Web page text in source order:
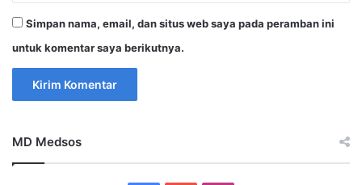
Simpan nama, email, dan situs web saya pada peramban ini
untuk komentar saya berikutnya.
MD Medsos